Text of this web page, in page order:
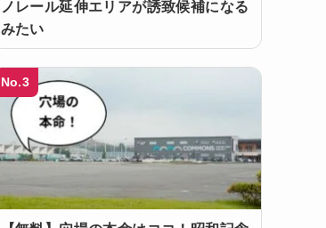
ノレール延伸エリアが誘致候補になる
みたい
No.3